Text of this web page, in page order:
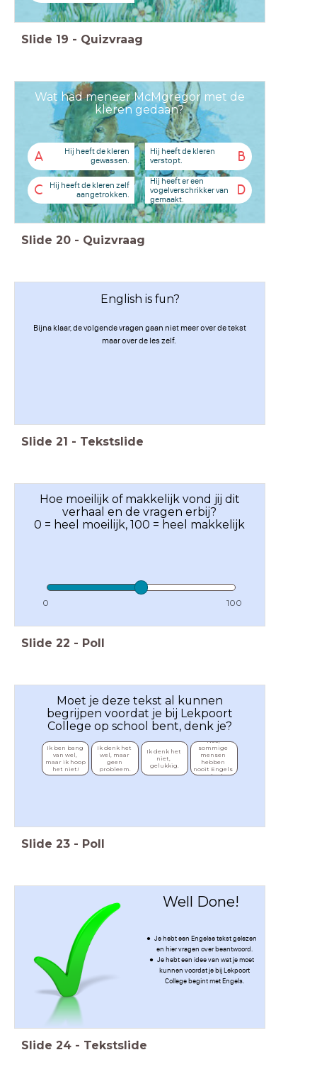
Slide 19 - Quizvraag
Wat had meneer McMgregor met de
kleren gedaan?
A
Hij heeft de kleren
gewassen.
B
Hij heeft de kleren
verstopt.
C
Hij heeft de kleren zelf
aangetrokken.
D
Hij heeft er een
vogelverschrikker van
gemaakt.
Slide 20 - Quizvraag
English is fun?
Bijna klaar, de volgende vragen gaan niet meer over de tekst
maar over de les zelf.
Slide 21 - Tekstslide
Hoe moeilijk of makkelijk vond jij dit
verhaal en de vragen erbij?
0 = heel moeilijk, 100 = heel makkelijk
0 100
Slide 22 - Poll
Moet je deze tekst al kunnen
begrijpen voordat je bij Lekpoort
College op school bent, denk je?
Ik ben bang
van wel,
maar ik hoop
het niet!
Ik denk het
wel, maar
geen
probleem.
Ik denk het
niet,
gelukkig.
Nee,
sommige
mensen
hebben
nooit Engels
gehad.
Slide 23 - Poll
Well Done!
Je hebt een Engelse tekst gelezen
en hier vragen over beantwoord.
Je hebt een idee van wat je moet
kunnen voordat je bij Lekpoort
College begint met Engels.
Slide 24 - Tekstslide